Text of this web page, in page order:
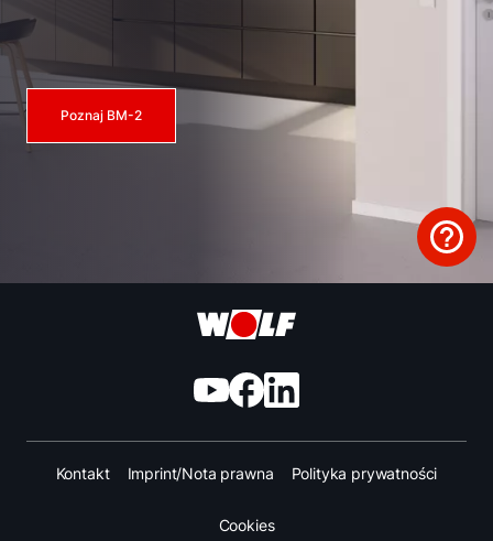
Poznaj BM-2
Kontakt Imprint/Nota prawna Polityka prywatności
Cookies